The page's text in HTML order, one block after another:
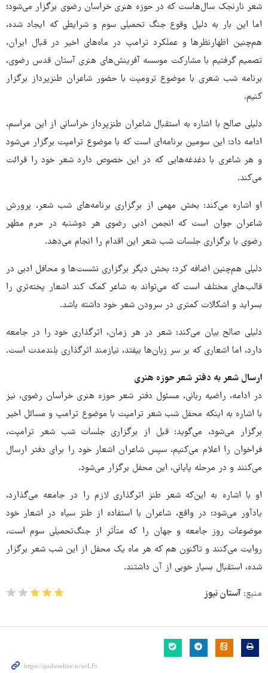
شعر نارنجک سال‌هاست که در حوزه هنری خراسان رضوی برگزار می‌شود؛
اما این بار به دلیل وقوع جنگ تحمیلی سوم و شرایطی که ایجاد شده،
هم‌چنین اظهارنظرها و عملکرد ترامپ در ماه‌های اخیر در قبال ایران،
تصمیم گرفتیم با مشارکت موسسه آفرینش‌های هنری آستان قدس رضوی،
برنامه شب شعری با موضوع ترومپت با حضور شاعران طنزپرداز برگزار
کنیم.
دلیلی صالح با اشاره به استقبال شاعران طنزپرداز خراسانی از این مراسم،
ادامه داد: این سومین برنامه‌ای است که با موضوع ترامپت برگزار می‌شود
و هر شاعری با دغدغه‌هایی که در این خصوص دارد شعر خود را قرائت
می‌کند.
او اشاره می‌کند: بخش مهمی از برگزاری برنامه‌های شب شعر، پرورش
شاعران جوان است که انجمن ادبی رضوی هر دوشنبه در حرم مطهر
رضوی با برگزاری جلسات شب شعر این اقدام را انجام می‌دهد.
دلیلی هم‌چنین اضافه کرد: بخش دیگر برگزاری نشست‌ها و محافل ادبی در
قالب‌های مختلف است که می‌تواند به شاعر کمک کند اشعار پخته‌تری را
بسراید و اشکالات کمتری در سرودن شعر خود داشته باشد.
دلیلی صالح بیان می‌کند: شعر در هر زمان، اثرگذاری خود را در جامعه
دارد، اما اشعاری که بر سر زبان‌ها بیفتد، نیازمند اثرگذاری بلندمدت است.
ارسال شعر به دفتر شعر حوزه هنری
در ادامه، راضیه ربانی، مسئول دفتر شعر حوزه هنری خراسان رضوی، نیز
با اشاره به اینکه محفل شب شعر ترامپت با موضوع ترامپ و مسائل اخیر
برگزار می‌شود، می‌گوید: قبل از برگزاری جلسات شب شعر ترامپت،
فراخوان را اعلام می‌کنیم، سپس شاعران اشعار خود را برای دفتر ارسال
می‌کنند و در مرحله پایانی، این محفل برگزار می‌شود.
او با اشاره به این‌که شعر طنز اثرگذاری لازم را در جامعه می‌گذارد،
یادآور می‌شود: در واقع، شاعران با استفاده از طنز سیاه در اشعار خود
موضوعات روز جامعه و جهان را که متأثر از جنگ‌تحمیلی سوم است،
روایت می‌کنند و تاکنون هم که هر ماه یک محفل از این شب شعر برگزار
شده، استقبال بسیار خوبی از آن داشتند.
منبع: آستان نیوز